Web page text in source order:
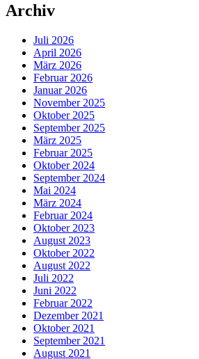
Archiv
Juli 2026
April 2026
März 2026
Februar 2026
Januar 2026
November 2025
Oktober 2025
September 2025
März 2025
Februar 2025
Oktober 2024
September 2024
Mai 2024
März 2024
Februar 2024
Oktober 2023
August 2023
Oktober 2022
August 2022
Juli 2022
Juni 2022
Februar 2022
Dezember 2021
Oktober 2021
September 2021
August 2021